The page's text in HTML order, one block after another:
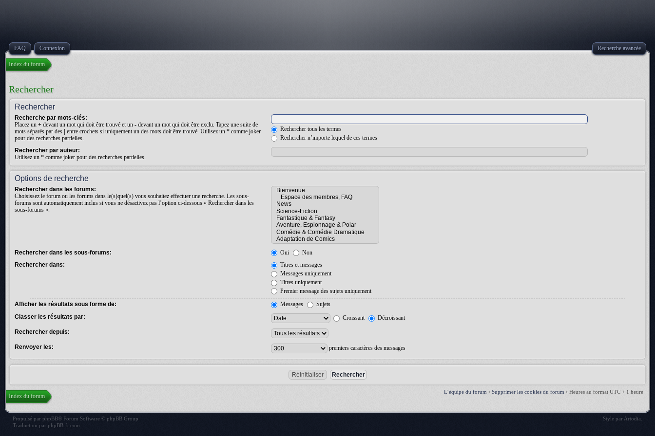
FAQ Connexion Recherche avancée
Index du forum
Rechercher
Rechercher
Recherche par mots-clés:
Placez un + devant un mot qui doit être trouvé et un - devant un mot qui doit être exclu. Tapez une suite de
mots séparés par des
entre crochets si uniquement un des mots doit être trouvé. Utilisez un * comme joker
pour des recherches partielles.
Rechercher tous les termes
Rechercher n’importe lequel de ces termes
Rechercher par auteur:
Utilisez un * comme joker pour des recherches partielles.
Options de recherche
Rechercher dans les forums:
Choisissez le forum ou les forums dans le(s)quel(s) vous souhaitez effectuer une recherche. Les sous-
forums sont automatiquement inclus si vous ne désactivez pas l’option ci-dessous « Rechercher dans les
sous-forums ».
Rechercher dans les sous-forums: Oui
Non
Rechercher dans:
Titres et messages
Messages uniquement
Titres uniquement
Premier message des sujets uniquement
Afficher les résultats sous forme de:
Messages
Sujets
Classer les résultats par:
Croissant Décroissant
Rechercher depuis:
Renvoyer les: premiers caractères des messages
L’équipe du forum • Supprimer les cookies du forum • Heures au format UTC + 1 heure
Index du forum
Propulsé par phpBB® Forum Software © phpBB Group
Traduction par phpBB-fr.com
Style par Artodia